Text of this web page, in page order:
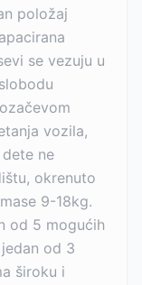
položaj
se vezuju u
vozila,
ne
okrenuto
9-18kg.
od 5 mogućih
od 3
široku i